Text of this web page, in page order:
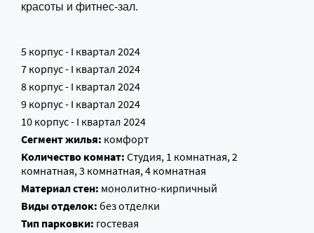
красоты и фитнес-зал.
5 корпус - I квартал 2024
7 корпус - I квартал 2024
8 корпус - I квартал 2024
9 корпус - I квартал 2024
10 корпус - I квартал 2024
Сегмент жилья: комфорт
Количество комнат: Студия, 1 комнатная, 2
комнатная, 3 комнатная, 4 комнатная
Материал стен: монолитно-кирпичный
Виды отделок: без отделки
Тип парковки: гостевая